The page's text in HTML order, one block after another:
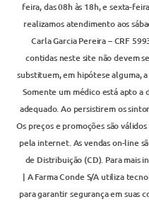
feira, das 08h às 18h, e sexta-
realizamos atendimento aos
Carla Garcia Pereira – CRF
contidas neste site não devem
substituem, em hipótese alguma,
Somente um médico está apto
adequado. Ao persistirem os
Os preços e promoções são
pela internet. As vendas on-line
de Distribuição (CD). Para mais
| A Farma Conde S/A utiliza
para garantir segurança em suas